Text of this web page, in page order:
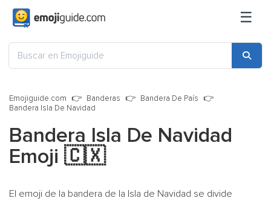
☰
Emojiguide.com Banderas
Bandera De País
Bandera Isla De Navidad
Bandera Isla De Navidad
Emoji 🇨🇽
El emoji de la bandera de la Isla de Navidad se divide